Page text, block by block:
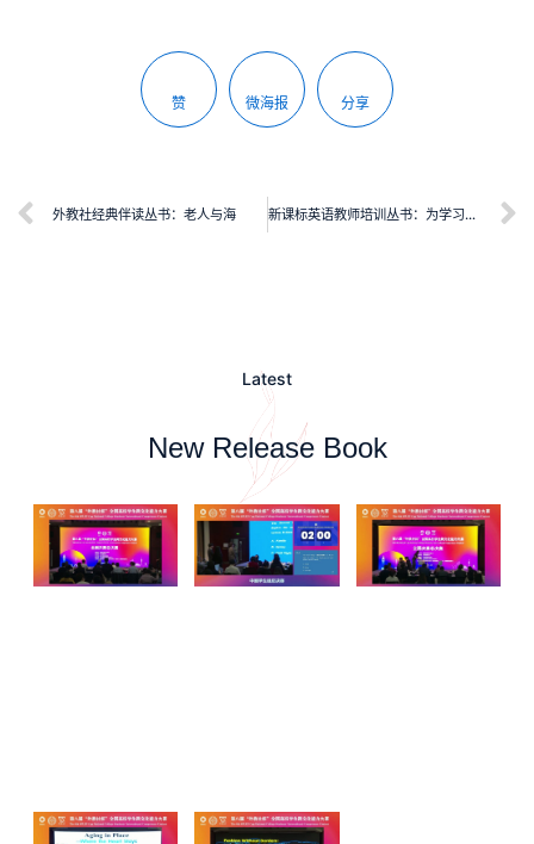
赞 微海报 分享
外教社经典伴读丛书：老人与海 新课标英语教师培训丛书：为学习者评估、改编和开发教材：英语作为国际语言
Latest
New Release Book